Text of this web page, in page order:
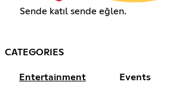
Sende katıl sende eğlen.ㅤㅤㅤㅤㅤㅤㅤ
CATEGORIES
Entertainment Events